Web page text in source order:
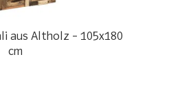
aus Altholz – 105x180
cm